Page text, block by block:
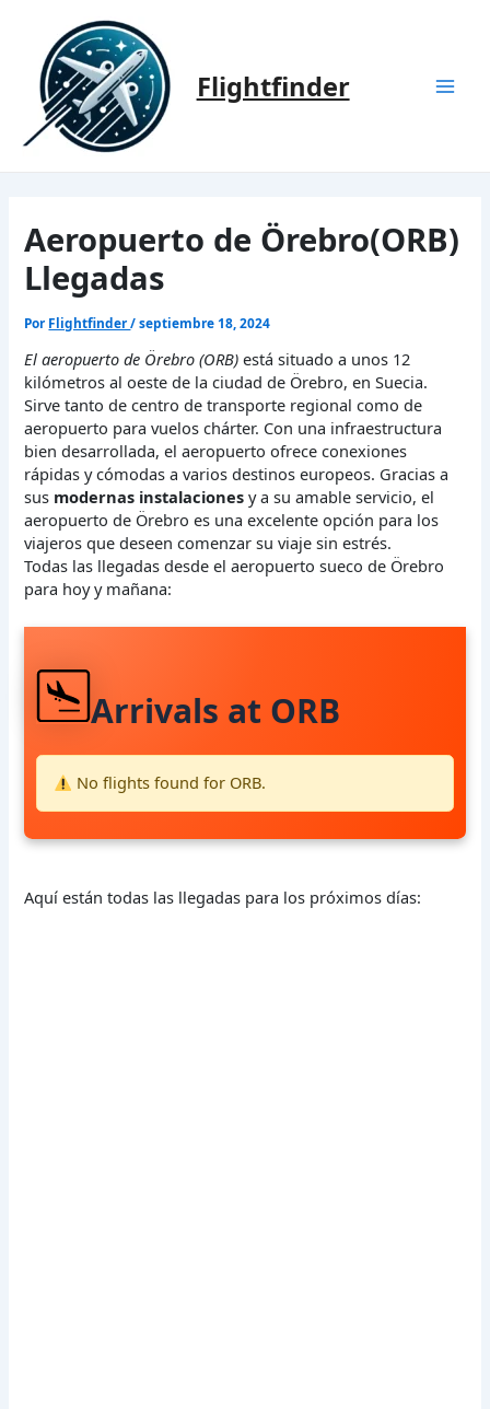
contenido
Flightfinder
Aeropuerto de Örebro(ORB)
Llegadas
Por Flightfinder/septiembre 18, 2024
El aeropuerto de Örebro (ORB) está situado a unos 12
kilómetros al oeste de la ciudad de Örebro, en Suecia.
Sirve tanto de centro de transporte regional como de
aeropuerto para vuelos chárter. Con una infraestructura
bien desarrollada, el aeropuerto ofrece conexiones
rápidas y cómodas a varios destinos europeos. Gracias a
sus modernas instalaciones y a su amable servicio, el
aeropuerto de Örebro es una excelente opción para los
viajeros que deseen comenzar su viaje sin estrés.
Todas las llegadas desde el aeropuerto sueco de Örebro
para hoy y mañana:
Arrivals at ORB
No flights found for ORB.
Aquí están todas las llegadas para los próximos días: